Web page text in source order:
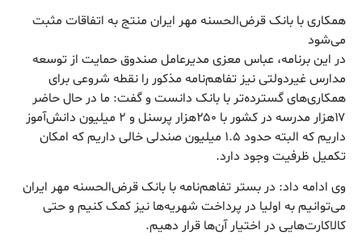
همکاری با بانک قرض‌الحسنه مهر ایران منتج به اتفاقات مثبت
می‌شود
در این برنامه، عباس معزی مدیرعامل صندوق حمایت از توسعه
مدارس غیردولتی نیز تفاهم‌نامه مذکور را نقطه شروعی برای
همکاری‌های گسترده‌تر با بانک دانست و گفت: ما در حال حاضر
۱۷هزار مدرسه در کشور با ۲۵۰هزار پرسنل و ۲ میلیون دانش‌آموز
داریم که البته حدود ۱.۵ میلیون صندلی خالی داریم که امکان
تکمیل ظرفیت وجود دارد.
وی ادامه داد: در بستر تفاهم‌نامه با بانک قرض‌الحسنه مهر ایران
می‌توانیم به اولیا در پرداخت شهریه‌ها نیز کمک کنیم و حتی
کالاکارت‌هایی در اختیار آن‌ها قرار دهیم.